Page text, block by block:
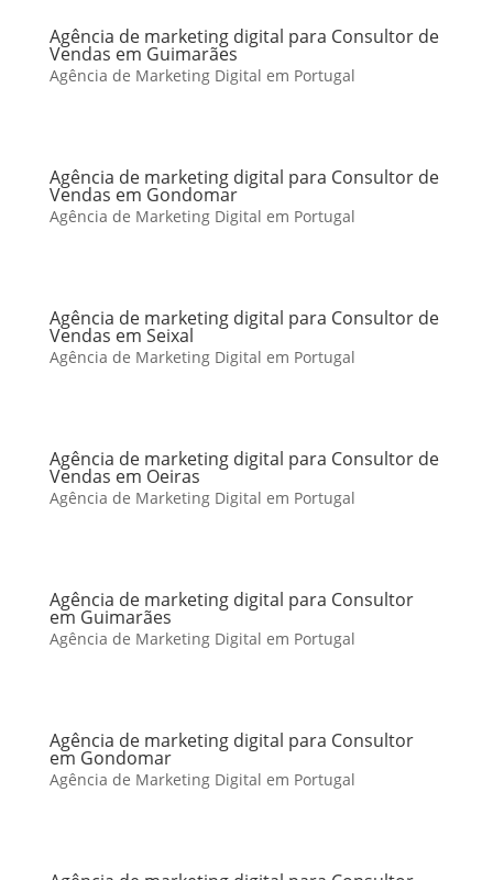
Agência de marketing digital para Consultor de
Vendas em Guimarães
Agência de Marketing Digital em Portugal
Agência de marketing digital para Consultor de
Vendas em Gondomar
Agência de Marketing Digital em Portugal
Agência de marketing digital para Consultor de
Vendas em Seixal
Agência de Marketing Digital em Portugal
Agência de marketing digital para Consultor de
Vendas em Oeiras
Agência de Marketing Digital em Portugal
Agência de marketing digital para Consultor
em Guimarães
Agência de Marketing Digital em Portugal
Agência de marketing digital para Consultor
em Gondomar
Agência de Marketing Digital em Portugal